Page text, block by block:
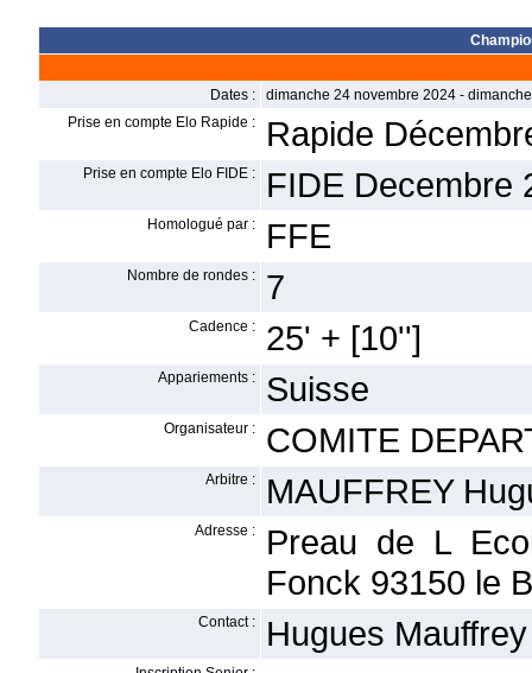
Dates :
dimanche 24 novembre 2024 -
Prise en compte Elo Rapide :
Rapide
Prise en compte Elo FIDE : FIDE Decembre
Homologué par : FFE
Nombre de rondes : 7
Cadence : 25' + [10'']
Appariements : Suisse
Organisateur : COMITE
Arbitre : MAUFFREY
Adresse :
Preau de L
Fonck 93150 le
Contact : Hugues